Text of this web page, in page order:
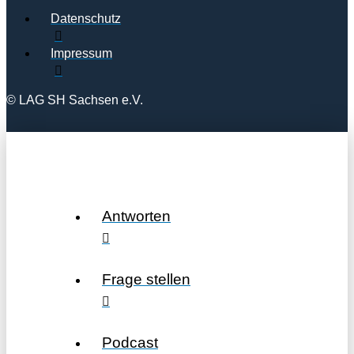
Datenschutz
Impressum
© LAG SH Sachsen e.V.
Antworten
Frage stellen
Podcast